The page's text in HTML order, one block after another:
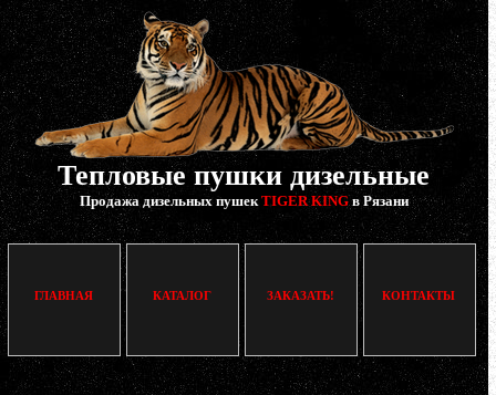
Тепловые пушки дизельные
Продажа дизельных пушекTIGER KINGв Рязани
ГЛАВНАЯ КАТАЛОГ ЗАКАЗАТЬ! КОНТАКТЫ